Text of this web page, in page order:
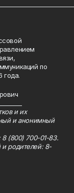
по
года.
и их
и анонимный
8 (800) 700-01-83.
и родителей: 8-